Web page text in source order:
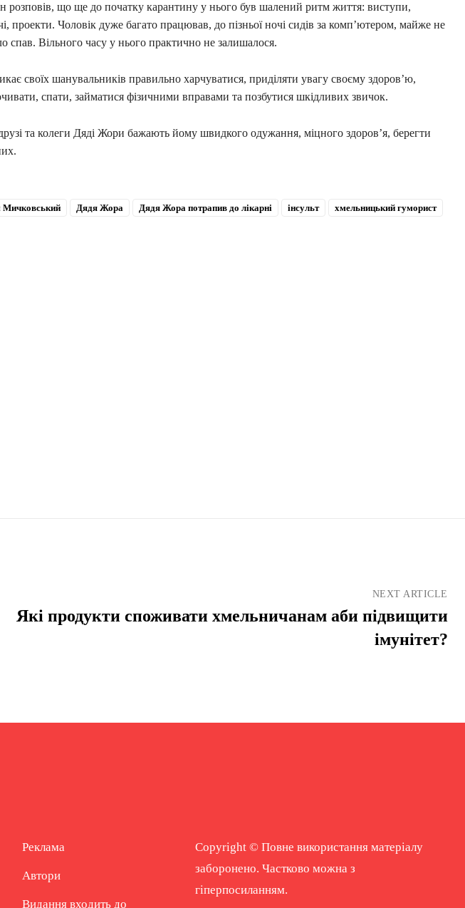
розповів, що ще до початку карантину у нього був шалений ритм життя: виступи,
проекти. Чоловік дуже багато працював, до пізньої ночі сидів за комп’ютером, майже не
спав. Вільного часу у нього практично не залишалося.
своїх шанувальників правильно харчуватися, приділяти увагу своєму здоров’ю,
спати, займатися фізичними вправами та позбутися шкідливих звичок.
та колеги Дяді Жори бажають йому швидкого одужання, міцного здоров’я, берегти
Дядя Жора Дядя Жора потрапив до лікарні інсульт хмельницький гуморист
NEXT ARTICLE
Які продукти споживати хмельничанам аби підвищити
імунітет?
Реклама
Автори
Видання входить до
Copyright © Повне використання матеріалу
заборонено. Частково можна з
гіперпосиланням.